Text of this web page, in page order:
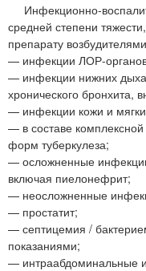
Инфекционно-
средней степени
препарату
— инфекции ЛОР-
— инфекции нижних
хронического бронхита,
— инфекции кожи и
— в составе
форм туберкулеза;
— осложненные
включая пиелонефрит;
— неосложненные
— простатит;
— септицемия /
показаниями;
— интраабдоминальные